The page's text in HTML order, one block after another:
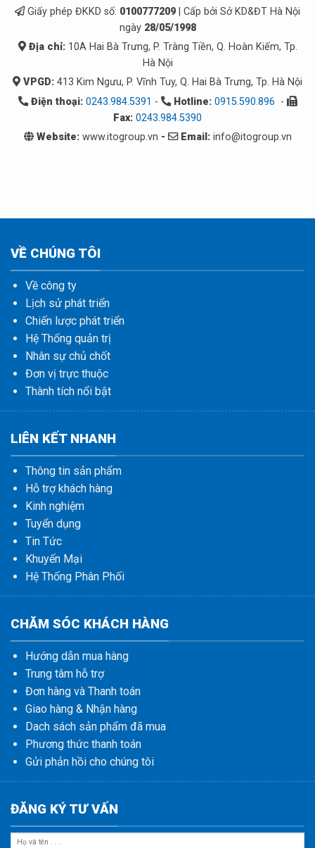
Giấy phép ĐKKD số: 0100777209 | Cấp bởi Sở KD&ĐT Hà Nội
ngày 28/05/1998
Địa chỉ:10A Hai Bà Trưng, P. Tràng Tiền, Q. Hoàn Kiếm, Tp.
Hà Nội
VPGD: 413 Kim Ngưu, P. Vĩnh Tuy, Q. Hai Bà Trưng, Tp. Hà Nội
Điện thoại: 0243.984.5391 - Hotline: 0915.590.896 -
Fax: 0243.984.5390
Website:www.itogroup.vn - Email:info@itogroup.vn
VỀ CHÚNG TÔI
Về công ty
Lịch sử phát triển
Chiến lược phát triển
Hệ Thống quản trị
Nhân sự chủ chốt
Đơn vị trực thuộc
Thành tích nổi bật
LIÊN KẾT NHANH
Thông tin sản phẩm
Hỗ trợ khách hàng
Kinh nghiệm
Tuyển dụng
Tin Tức
Khuyến Mại
Hệ Thống Phân Phối
CHĂM SÓC KHÁCH HÀNG
Hướng dẫn mua hàng
Trung tâm hỗ trợ
Đơn hàng và Thanh toán
Giao hàng & Nhận hàng
Dach sách sản phẩm đã mua
Phương thức thanh toán
Gửi phản hồi cho chúng tôi
ĐĂNG KÝ TƯ VẤN